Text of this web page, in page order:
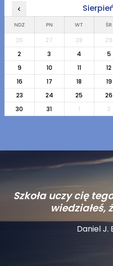
‹
NDZ PN WT ŚR
26 27 28 29
2
3 4 5
9
10 11 12
16
17 18 19
23
24 25 26
30
31 1 2
Szkoła uczy cię
wiedziałeś,
Daniel J.